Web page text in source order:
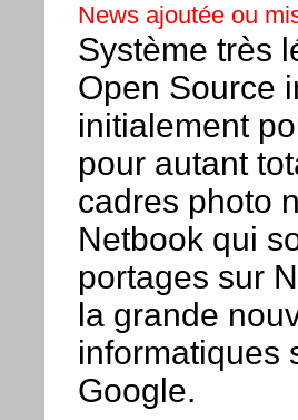
News ajoutée ou
Système très
Open Source
initialement
pour autant
cadres photo
Netbook qui
portages sur
la grande
informatiques
Google.